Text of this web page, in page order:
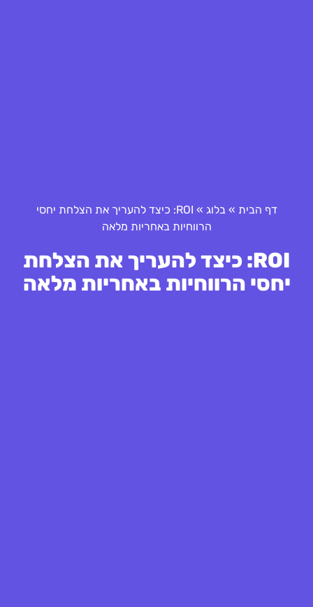
דף הבית » בלוג »
ROI: כיצד להעריך את הצלחת יחסי
הרווחיות באחריות מלאה
ROI: כיצד להעריך את הצלחת
יחסי הרווחיות באחריות מלאה